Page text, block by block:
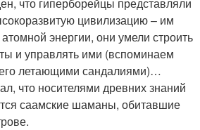
цивилизацию – им
энергии, они умели строить
и управлять ими (вспоминаем
летающими сандалиями)…
что носителями древних знаний
саамские шаманы, обитавшие